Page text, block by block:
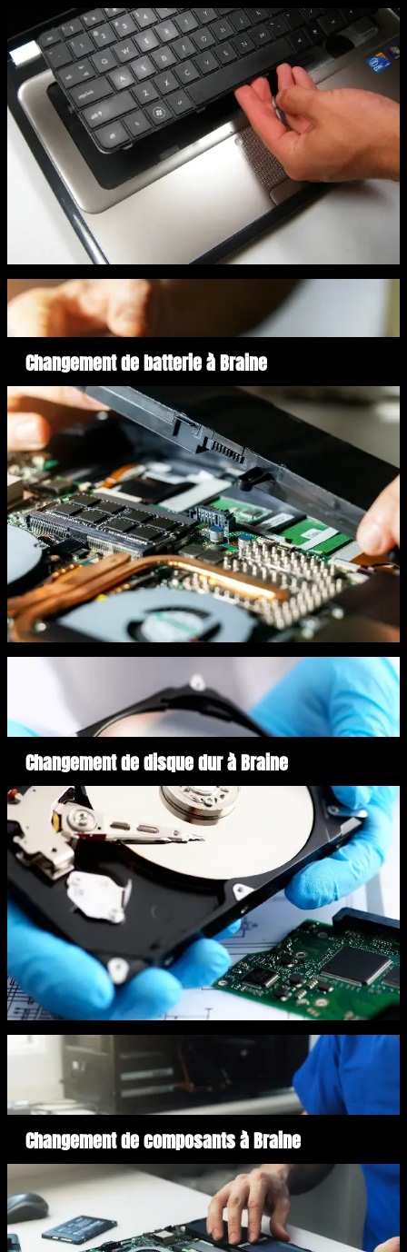
Changement de batterie à Braine
Changement de disque dur à Braine
Changement de composants à Braine